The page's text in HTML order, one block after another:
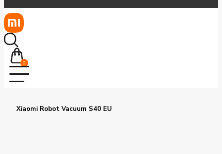
0
Xiaomi Robot Vacuum S40 EU